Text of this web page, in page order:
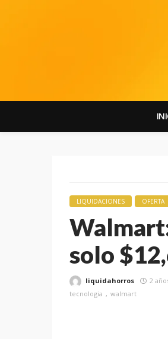
LIQUIDACIONES OFERTA
solo
liquidahorros 2
tecnologia
walmart